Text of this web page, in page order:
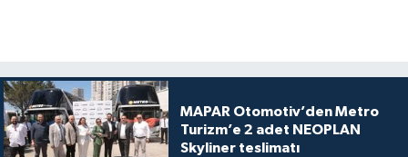
MAPAR Otomotiv’den Metro
Turizm’e 2 adet NEOPLAN
Skyliner teslimatı